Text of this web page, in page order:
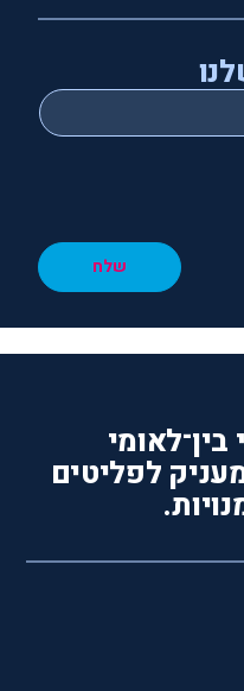
שלח
לפליטים